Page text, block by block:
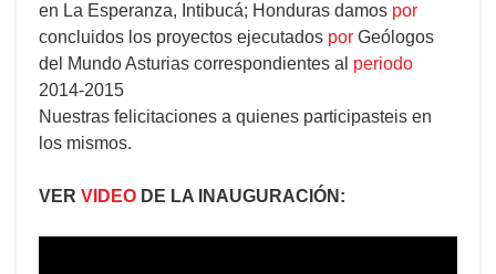
en La Esperanza, Intibucá; Honduras damos por
concluidos los proyectos ejecutados por Geólogos
del Mundo Asturias correspondientes al periodo
2014-2015
Nuestras felicitaciones a quienes participasteis en
los mismos.
VER VIDEO DE LA INAUGURACIÓN: